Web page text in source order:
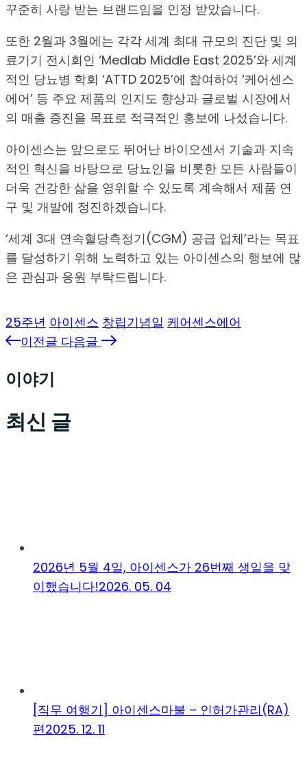
꾸준히 사랑 받는 브랜드임을 인정 받았습니다.
또한 2월과 3월에는 각각 세계 최대 규모의 진단 및 의
료기기 전시회인 ‘Medlab Middle East 2025’와 세계
적인 당뇨병 학회 ‘ATTD 2025’에 참여하여 ‘케어센스
에어’ 등 주요 제품의 인지도 향상과 글로벌 시장에서
의 매출 증진을 목표로 적극적인 홍보에 나섰습니다.
아이센스는 앞으로도 뛰어난 바이오센서 기술과 지속
적인 혁신을 바탕으로 당뇨인을 비롯한 모든 사람들이
더욱 건강한 삶을 영위할 수 있도록 계속해서 제품 연
구 및 개발에 정진하겠습니다.
‘세계 3대 연속혈당측정기(CGM) 공급 업체’라는 목표
를 달성하기 위해 노력하고 있는 아이센스의 행보에 많
은 관심과 응원 부탁드립니다.
25주년 아이센스 창립기념일 케어센스에어
이전글 다음글
이야기
최신 글
2026년 5월 4일, 아이센스가 26번째 생일을 맞
이했습니다!2026. 05. 04
[직무 여행기] 아이센스마불 – 인허가관리(RA)
편2025. 12. 11